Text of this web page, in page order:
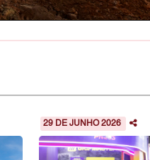
29 DE JUNHO 2026